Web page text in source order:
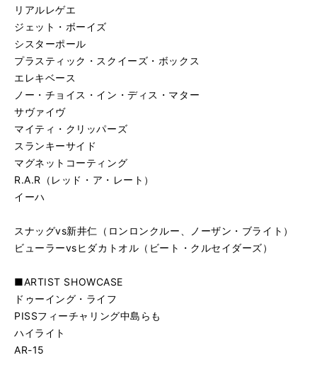
リアルレゲエ
ジェット・ボーイズ
シスターポール
プラスティック・スクイーズ・ボックス
エレキベース
ノー・チョイス・イン・ディス・マター
サヴァイヴ
マイティ・クリッパーズ
スランキーサイド
マグネットコーティング
R.A.R（レッド・ア・レート）
イーハ
スナッグvs新井仁（ロンロンクルー、ノーザン・ブライト）
ビューラーvsヒダカトオル（ビート・クルセイダーズ）
■ARTIST SHOWCASE
ドゥーイング・ライフ
PISSフィーチャリング中島らも
ハイライト
AR-15